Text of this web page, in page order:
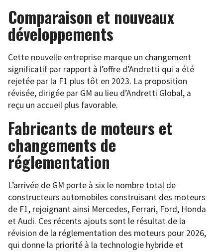
Comparaison et nouveaux
développements
Cette nouvelle entreprise marque un changement
significatif par rapport à l’offre d’Andretti qui a été
rejetée par la F1 plus tôt en 2023. La proposition
révisée, dirigée par GM au lieu d’Andretti Global, a
reçu un accueil plus favorable.
Fabricants de moteurs et
changements de
réglementation
L’arrivée de GM porte à six le nombre total de
constructeurs automobiles construisant des moteurs
de F1, rejoignant ainsi Mercedes, Ferrari, Ford, Honda
et Audi. Ces récents ajouts sont le résultat de la
révision de la réglementation des moteurs pour 2026,
qui donne la priorité à la technologie hybride et